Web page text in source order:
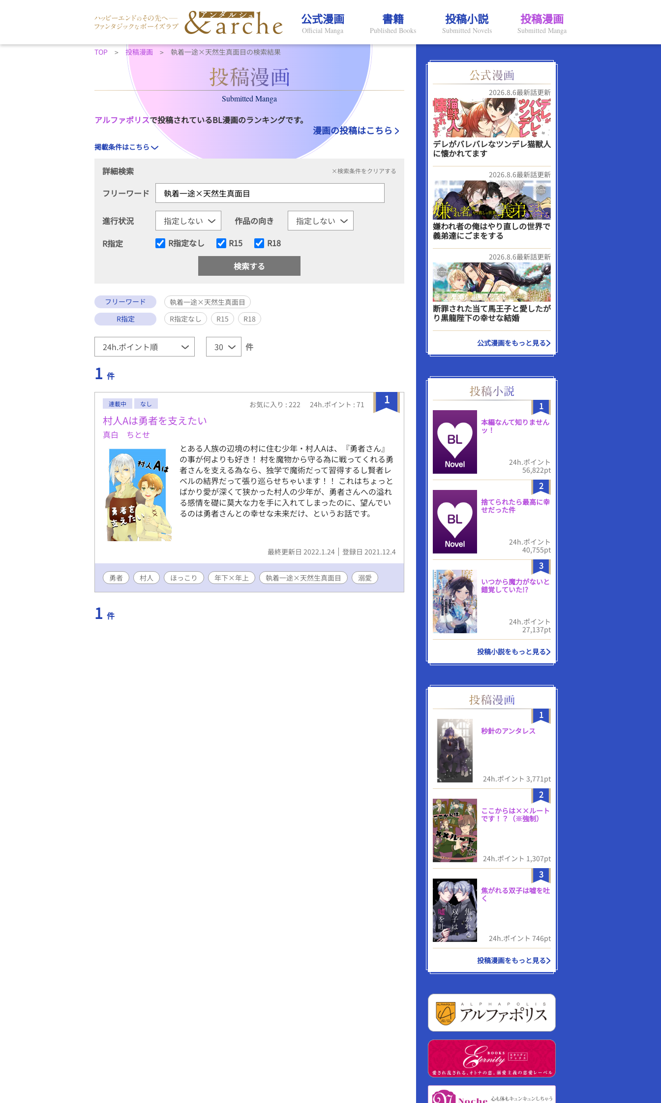
公式漫画
Official Manga
書籍
Published Books
投稿小説
Submitted Novels
投稿漫画
Submitted Manga
TOP 投稿漫画 執着一途×天然生真面目の検索結果
Submitted Manga
アルファポリスで投稿されているBL漫画のランキングです。
漫画の投稿はこちら
掲載条件はこちら
詳細検索 ×検索条件をクリアする
フリーワード
進行状況
作品の向き
R指定
R指定なし R15 R18
フリーワード
執着一途×天然生真面目
R指定
R指定なし R15 R18
件
1 件
1
連載中 なし お気に入り : 222 24h.ポイント : 71
村人Aは勇者を支えたい
真白 ちとせ
とある人族の辺境の村に住む少年・村人Aは、『勇者さん』
の事が何よりも好き！ 村を魔物から守る為に戦ってくれる勇
者さんを支える為なら、独学で魔術だって習得するし賢者レ
ベルの結界だって張り巡らせちゃいます！！ これはちょっと
ばかり愛が深くて狭かった村人の少年が、勇者さんへの溢れ
る感情を礎に莫大な力を手に入れてしまったのに、望んでい
るのは勇者さんとの幸せな未来だけ、というお話です。
最終更新日 2022.1.24 登録日 2021.12.4
勇者 村人 ほっこり 年下×年上 執着一途×天然生真面目 溺愛
1 件
2026.8.6最新話更新
デレがバレバレなツンデレ猫獣人
に懐かれてます
2026.8.6最新話更新
嫌われ者の俺はやり直しの世界で
義弟達にごまをする
2026.8.6最新話更新
断罪された当て馬王子と愛したが
り黒龍陛下の幸せな結婚
公式漫画をもっと見る
1
本編なんて知りません
ッ！
24h.ポイント
56,822pt
2
捨てられたら最高に幸
せだった件
24h.ポイント
40,755pt
3
いつから魔力がないと
錯覚していた!?
24h.ポイント
27,137pt
投稿小説をもっと見る
1
秒針のアンタレス
24h.ポイント 3,771pt
2
ここからは××ルート
です！？（※強制）
24h.ポイント 1,307pt
3
焦がれる双子は嘘を吐
く
24h.ポイント 746pt
投稿漫画をもっと見る